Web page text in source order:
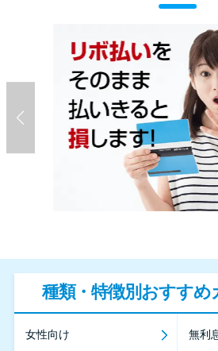
種類・特徴別おすすめ
女性向け 無利